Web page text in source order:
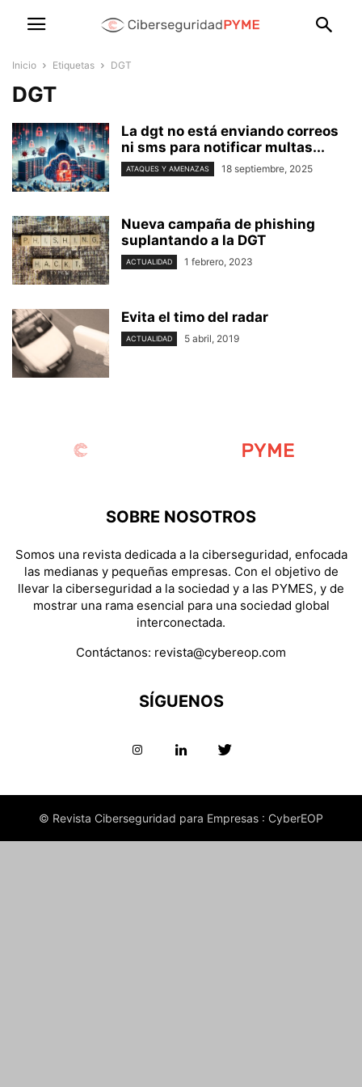
Inicio Etiquetas DGT
DGT
La dgt no está enviando correos
ni sms para notificar multas...
ATAQUES Y AMENAZAS 18 septiembre, 2025
Nueva campaña de phishing
suplantando a la DGT
ACTUALIDAD 1 febrero, 2023
Evita el timo del radar
ACTUALIDAD 5 abril, 2019
SOBRE NOSOTROS
Somos una revista dedicada a la ciberseguridad, enfocada
las medianas y pequeñas empresas. Con el objetivo de
llevar la ciberseguridad a la sociedad y a las PYMES, y de
mostrar una rama esencial para una sociedad global
interconectada.
Contáctanos: revista@cybereop.com
SÍGUENOS
© Revista Ciberseguridad para Empresas : CyberEOP